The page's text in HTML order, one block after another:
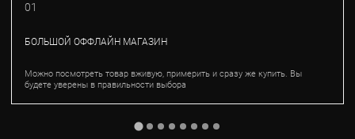
01
БОЛЬШОЙ ОФФЛАЙН МАГАЗИН
Можно посмотреть товар вживую, примерить и сразу же купить. Вы
будете уверены в правильности выбора